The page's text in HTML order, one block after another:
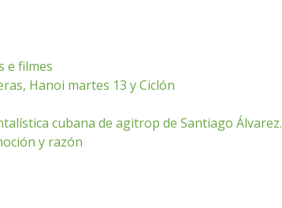
e filmes
Hanoi martes 13 y Ciclón
cubana de agitrop de Santiago Álvarez.
y razón